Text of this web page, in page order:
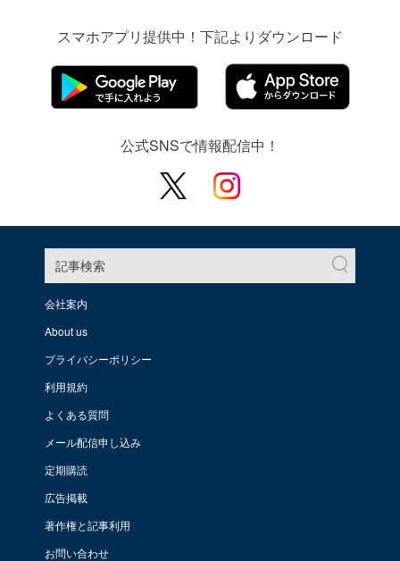
スマホアプリ提供中！下記よりダウンロード
公式SNSで情報配信中！
記事検索
会社案内
About us
プライバシーポリシー
利用規約
よくある質問
メール配信申し込み
定期購読
広告掲載
著作権と記事利用
お問い合わせ